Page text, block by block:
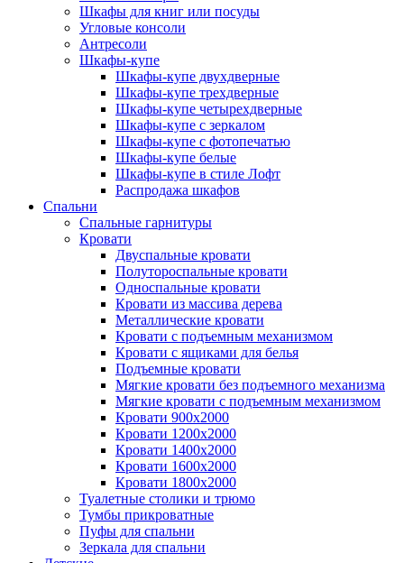
Шкафы для книг или посуды
Угловые консоли
Антресоли
Шкафы-купе
Шкафы-купе двухдверные
Шкафы-купе трехдверные
Шкафы-купе четырехдверные
Шкафы-купе с зеркалом
Шкафы-купе с фотопечатью
Шкафы-купе белые
Шкафы-купе в стиле Лофт
Распродажа шкафов
Спальни
Спальные гарнитуры
Кровати
Двуспальные кровати
Полутороспальные кровати
Односпальные кровати
Кровати из массива дерева
Металлические кровати
Кровати с подъемным механизмом
Кровати с ящиками для белья
Подъемные кровати
Мягкие кровати без подъемного механизма
Мягкие кровати с подъемным механизмом
Кровати 900х2000
Кровати 1200х2000
Кровати 1400х2000
Кровати 1600х2000
Кровати 1800х2000
Туалетные столики и трюмо
Тумбы прикроватные
Пуфы для спальни
Зеркала для спальни